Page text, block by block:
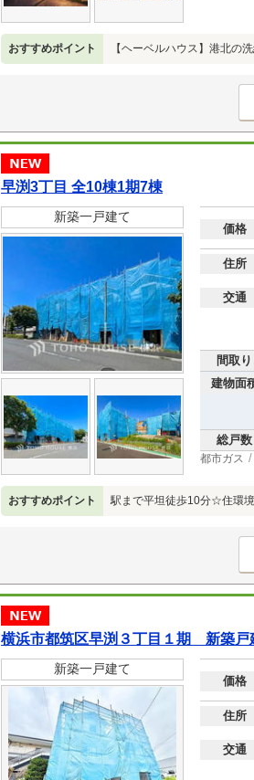
おすすめポイント 【ヘーベルハウス】港北の
早渕3丁目 全10棟1期7棟
新築一戸建て
価格
住所
交通
間取り
建物面
総戸数
都市ガス
おすすめポイント 駅まで平坦徒歩10分☆住環
横浜市都筑区早渕３丁目１期 新築
新築一戸建て
価格
住所
交通